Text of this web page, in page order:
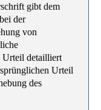
gibt dem
der
von
Urteil detailliert
Urteil
des